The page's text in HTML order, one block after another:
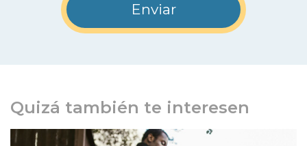
Quizá también te interesen